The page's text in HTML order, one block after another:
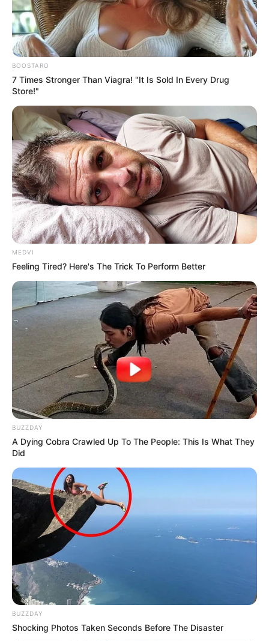
BOOSTARO
7 Times Stronger Than Viagra! "It Is Sold In Every Drug
Store!"
MEDVI
Feeling Tired? Here's The Trick To Perform Better
BUZZDAY
A Dying Cobra Crawled Up To The People: This Is What They
Did
BUZZDAY
Shocking Photos Taken Seconds Before The Disaster